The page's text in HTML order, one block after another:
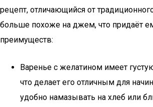
рецепт, отличающийся от
больше похоже на джем, что придаёт
преимуществ:
Варенье с желатином имеет
что делает его отличным для
удобно намазывать на хлеб или